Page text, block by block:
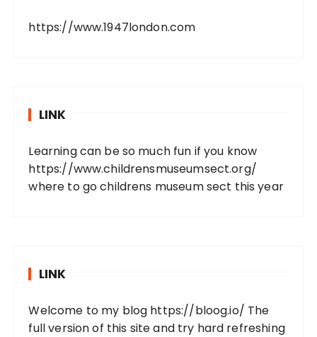
https://www.1947london.com
LINK
Learning can be so much fun if you know
https://www.childrensmuseumsect.org/
where to go childrens museum sect this year
LINK
Welcome to my blog https://bloog.io/ The
full version of this site and try hard refreshing